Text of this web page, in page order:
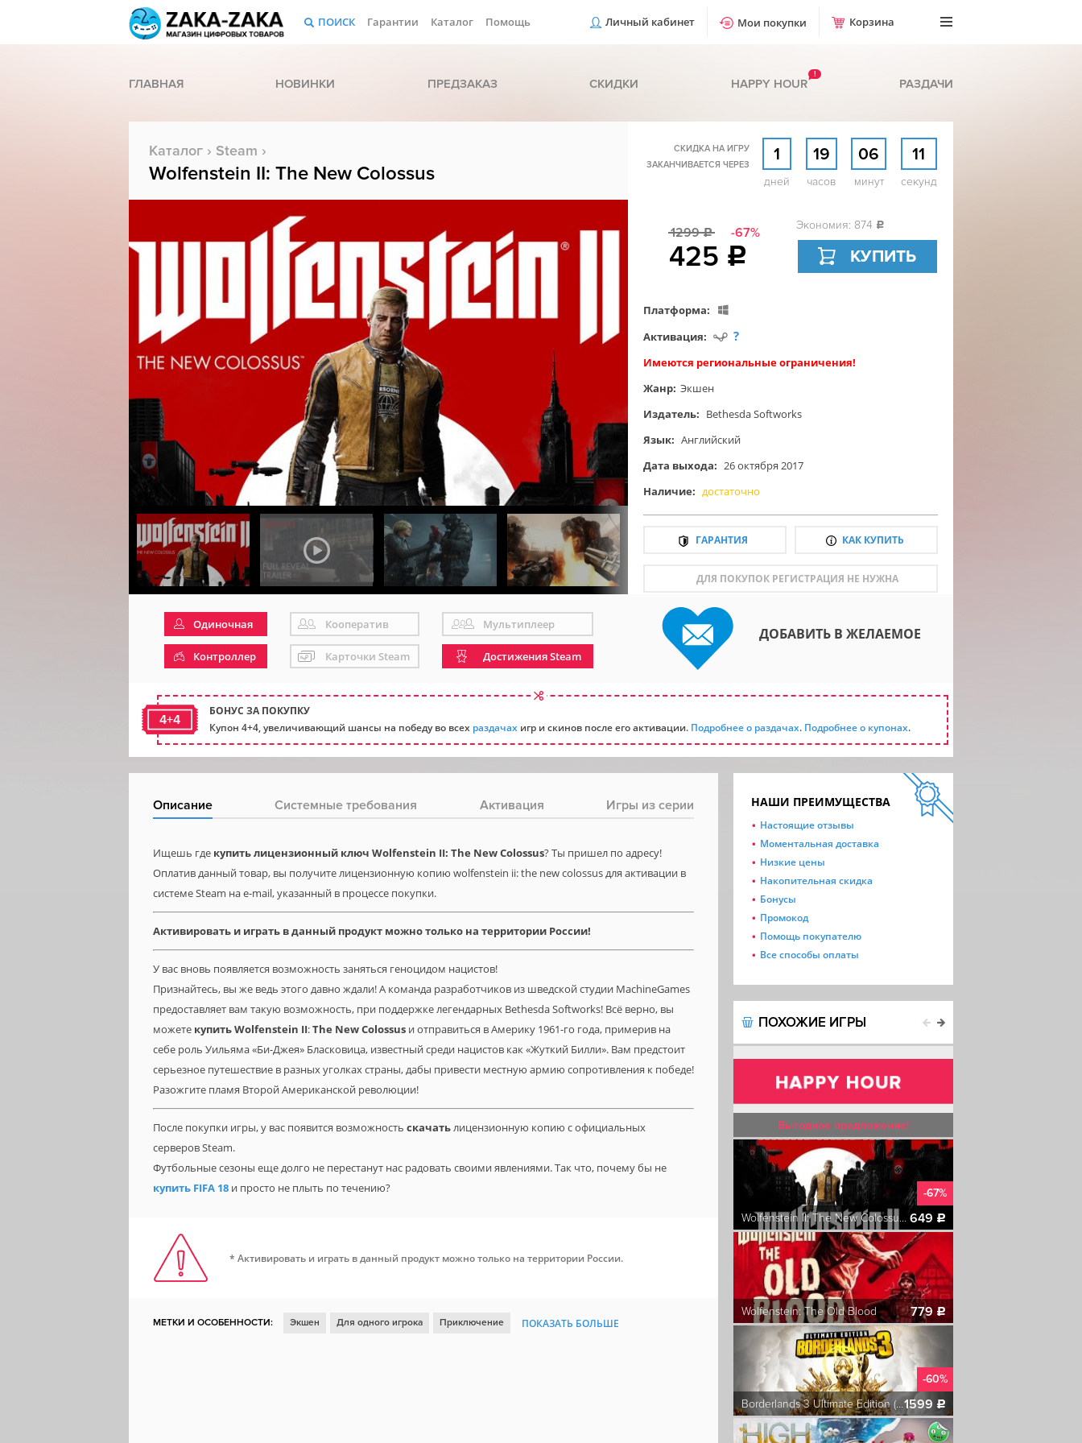
ПОИСК Гарантии Каталог Помощь Личный кабинет Мои покупки Корзина
ГЛАВНАЯ НОВИНКИ ПРЕДЗАКАЗ СКИДКИ HAPPY HOUR
!
РАЗДАЧИ
Каталог › Steam ›
Wolfenstein II: The New Colossus
СКИДКА НА ИГРУ
ЗАКАНЧИВАЕТСЯ ЧЕРЕЗ
1
дней
19
часов
06
минут
10
секунд
1299c -67%
425 c
Экономия: 874 c
КУПИТЬ
Платформа:
Активация:
?
Имеются региональные ограничения!
Жанр: Экшен
Издатель: Bethesda Softworks
Язык: Английский
Дата выхода: 26 октября 2017
Наличие: достаточно
ГАРАНТИЯ КАК КУПИТЬ
ДЛЯ ПОКУПОК РЕГИСТРАЦИЯ НЕ НУЖНА
Одиночная Кооператив Мультиплеер
Контроллер Карточки Steam Достижения Steam
ДОБАВИТЬ В ЖЕЛАЕМОЕ
4+4
БОНУС ЗА ПОКУПКУ
Купон 4+4, увеличивающий шансы на победу во всех раздачах игр и скинов после его активации. Подробнее о раздачах. Подробнее о купонах.
Описание Системные требования Активация Игры из серии
Ищешь где купить лицензионный ключ Wolfenstein II: The New Colossus? Ты пришел по адресу!
Оплатив данный товар, вы получите лицензионную копию wolfenstein ii: the new colossus для активации в
системе Steam на e-mail, указанный в процессе покупки.
Активировать и играть в данный продукт можно только на территории России!
У вас вновь появляется возможность заняться геноцидом нацистов!
Признайтесь, вы же ведь этого давно ждали! А команда разработчиков из шведской студии MachineGames
предоставляет вам такую возможность, при поддержке легендарных Bethesda Softworks! Всё верно, вы
можете купитьWolfenstein II:The NewColossus и отправиться в Америку 1961-го года, примерив на
себе роль Уильяма «Би-Джея» Бласковица, известный среди нацистов как «Жуткий Билли». Вам предстоит
серьезное путешествие в разных уголках страны, дабы привести местную армию сопротивления к победе!
Разожгите пламя Второй Американской революции!
После покупки игры, у вас появится возможность скачатьлицензионную копию с официальных
серверов Steam.
Футбольные сезоны еще долго не перестанут нас радовать своими явлениями. Так что, почему бы не
купить FIFA 18 и просто не плыть по течению?
* Активировать и играть в данный продукт можно только на территории России.
МЕТКИ И ОСОБЕННОСТИ: Экшен Для одного игрока Приключение ПОКАЗАТЬ БОЛЬШЕ
НАШИ ПРЕИМУЩЕСТВА
Настоящие отзывы
Моментальная доставка
Низкие цены
Накопительная скидка
Бонусы
Промокод
Помощь покупателю
Все способы оплаты
ПОХОЖИЕ ИГРЫ
Выгодное предложение!
-67%
Wolfenstein II: The New Colossus Digital Deluxe Edition 649 c
Wolfenstein: The Old Blood 779 c
-60%
Borderlands 3 Ultimate Edition (Steam)1599 c